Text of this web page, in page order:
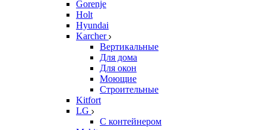
Gorenje
Holt
Hyundai
Karcher
Вертикальные
Для дома
Для окон
Моющие
Строительные
Kitfort
LG
С контейнером